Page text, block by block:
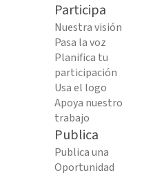
Participa
Nuestra visión
Pasa la voz
Planifica tu
participación
Usa el logo
Apoya nuestro
trabajo
Publica
Publica una
Oportunidad